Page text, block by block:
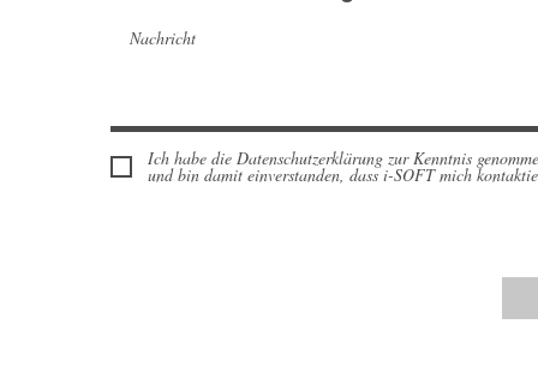
Ich habe die Datenschutzerklärung zur Kenntnis
und bin damit einverstanden, dass i-SOFT mich